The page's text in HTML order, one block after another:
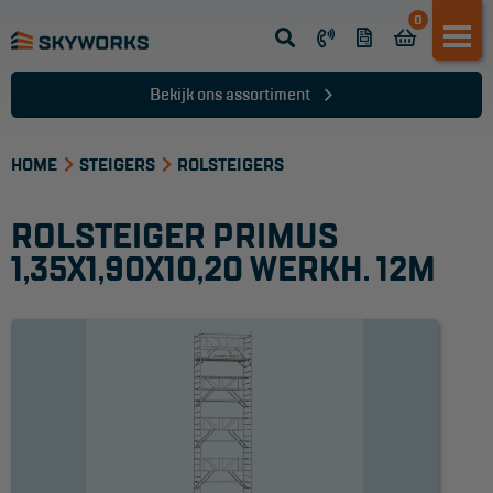
0
Opsteek ladder
Schuifladder
Telescopische ladder
Ladder accessoires
Bekijk ons assortiment
HOME STEIGERS ROLSTEIGERS
ROLSTEIGER PRIMUS
1,35X1,90X10,20 WERKH. 12M